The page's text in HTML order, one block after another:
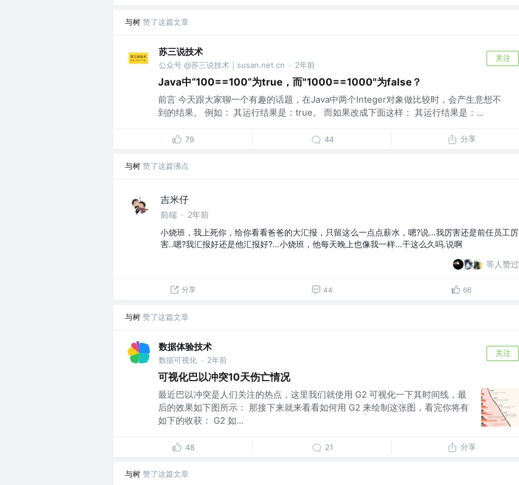
与树 赞了这篇文章
苏三说技术
公众号 @苏三说技术｜susan.net.cn · 2年前
关注
Java中“100==100”为true，而"1000==1000"为false？
前言 今天跟大家聊一个有趣的话题，在Java中两个Integer对象做比较时，会产生意想不
到的结果。 例如： 其运行结果是：true。 而如果改成下面这样： 其运行结果是：...
79 44 分享
与树 赞了这篇沸点
吉米仔
前端 · 2年前
小烧班，我上死你，给你看看爸爸的大汇报，只留这么一点点薪水，嗯?说...我厉害还是前任员工厉
害..嗯?我汇报好还是他汇报好?…小烧班，他每天晚上也像我一样…干这么久吗.说啊
等人赞过
分享 44 66
与树 赞了这篇文章
数据体验技术
数据可视化 · 2年前
关注
可视化巴以冲突10天伤亡情况
最近巴以冲突是人们关注的热点，这里我们就使用 G2 可视化一下其时间线，最
后的效果如下图所示： 那接下来就来看看如何用 G2 来绘制这张图，看完你将有
如下的收获： G2 如...
48 21 分享
与树 赞了这篇文章